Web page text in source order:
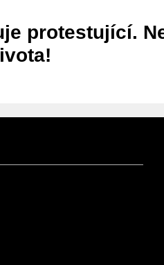
protestující.